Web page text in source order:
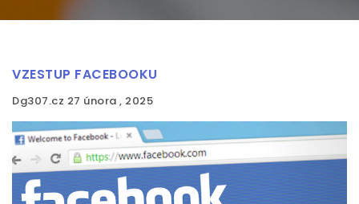
VZESTUP FACEBOOKU
Dg307.cz 27 února , 2025